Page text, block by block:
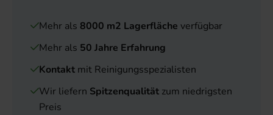
Mehr als 8000 m2 Lagerfläche verfügbar
Mehr als 50 Jahre Erfahrung
Kontakt mit Reinigungsspezialisten
Wir liefern Spitzenqualität zum niedrigsten
Preis